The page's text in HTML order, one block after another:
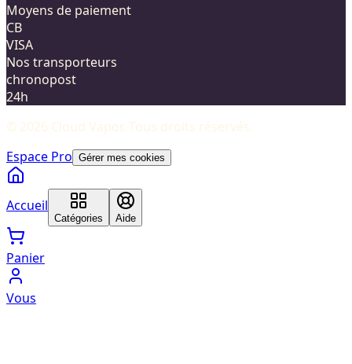
Moyens de paiement
CB
VISA
Nos transporteurs
chronopost
24h
© 2026 Cloud Vapor. Tous droits réservés.
Espace Pro Gérer mes cookies
Accueil
Catégories Aide
Panier
Vous